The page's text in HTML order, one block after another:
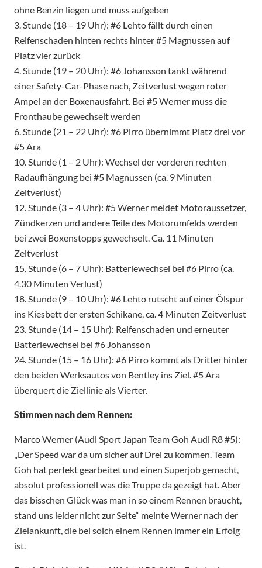
ohne Benzin liegen und muss aufgeben
3. Stunde (18 – 19 Uhr): #6 Lehto fällt durch einen
Reifenschaden hinten rechts hinter #5 Magnussen auf
Platz vier zurück
4. Stunde (19 – 20 Uhr): #6 Johansson tankt während
einer Safety-Car-Phase nach, Zeitverlust wegen roter
Ampel an der Boxenausfahrt. Bei #5 Werner muss die
Fronthaube gewechselt werden
6. Stunde (21 – 22 Uhr): #6 Pirro übernimmt Platz drei vor
#5 Ara
10. Stunde (1 – 2 Uhr): Wechsel der vorderen rechten
Radaufhängung bei #5 Magnussen (ca. 9 Minuten
Zeitverlust)
12. Stunde (3 – 4 Uhr): #5 Werner meldet Motoraussetzer,
Zündkerzen und andere Teile des Motorumfelds werden
bei zwei Boxenstopps gewechselt. Ca. 11 Minuten
Zeitverlust
15. Stunde (6 – 7 Uhr): Batteriewechsel bei #6 Pirro (ca.
4.30 Minuten Verlust)
18. Stunde (9 – 10 Uhr): #6 Lehto rutscht auf einer Ölspur
ins Kiesbett der ersten Schikane, ca. 4 Minuten Zeitverlust
23. Stunde (14 – 15 Uhr): Reifenschaden und erneuter
Batteriewechsel bei #6 Johansson
24. Stunde (15 – 16 Uhr): #6 Pirro kommt als Dritter hinter
den beiden Werksautos von Bentley ins Ziel. #5 Ara
überquert die Ziellinie als Vierter.
Stimmen nach dem Rennen:
Marco Werner (Audi Sport Japan Team Goh Audi R8 #5):
„Der Speed war da um sicher auf Drei zu kommen. Team
Goh hat perfekt gearbeitet und einen Superjob gemacht,
absolut professionell was die Truppe da gezeigt hat. Aber
das bisschen Glück was man in so einem Rennen braucht,
stand uns leider nicht zur Seite“ meinte Werner nach der
Zielankunft, die bei solch einem Rennen immer ein Erfolg
ist.